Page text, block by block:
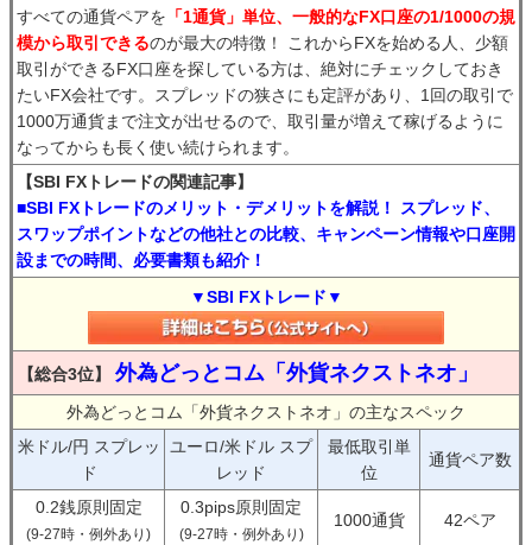
すべての通貨ペアを 「1通貨」単位、一般的なFX口座の1/1000の規
模から取引できるのが最大の特徴！ これからFXを始める人、少額
取引ができるFX口座を探している方は、絶対にチェックしておき
たいFX会社です。スプレッドの狭さにも定評があり、1回の取引で
1000万通貨まで注文が出せるので、取引量が増えて稼げるように
なってからも長く使い続けられます。
【SBI FXトレードの関連記事】
■SBI FXトレードのメリット・デメリットを解説！ スプレッド、
スワップポイントなどの他社との比較、キャンペーン情報や口座開
設までの時間、必要書類も紹介！
▼SBI FXトレード▼
【総合3位】 外為どっとコム「外貨ネクストネオ」
外為どっとコム「外貨ネクストネオ」の主なスペック
米ドル/円 スプレッ
ド
ユーロ/米ドル スプ
レッド
最低取引単
位
通貨ペア数
0.2銭原則固定
(9-27時・例外あり)
0.3pips原則固定
(9-27時・例外あり)
1000通貨 42ペア